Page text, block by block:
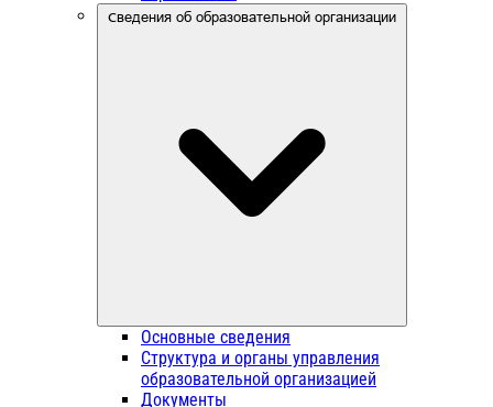
Сведения об образовательной организации
Основные сведения
Структура и органы управления
образовательной организацией
Документы